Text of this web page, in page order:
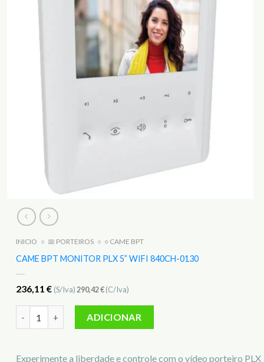
INICIO ○ 📅 PORTEIROS ○ ○ CAME BPT
CAME BPT MONITOR PLX 5” WIFI 840CH-0130
236,11 € (S/Iva)290,42€(C/Iva)
ADICIONAR
Experimente a liberdade e controle com o vídeo porteiro PLX